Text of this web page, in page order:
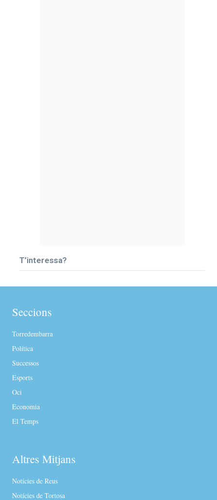
T’interessa?
Seccions
Torredembarra
Política
Successos
Esports
Oci
Economia
El Temps
Altres Mitjans
Notícies de Reus
Notícies de Tortosa